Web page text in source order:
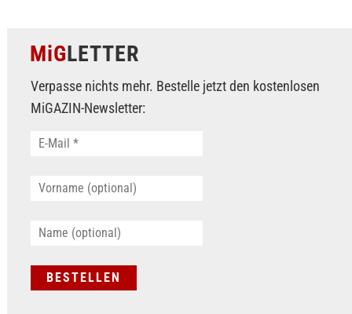
MiGLETTER
Verpasse nichts mehr. Bestelle jetzt den kostenlosen
MiGAZIN-Newsletter: